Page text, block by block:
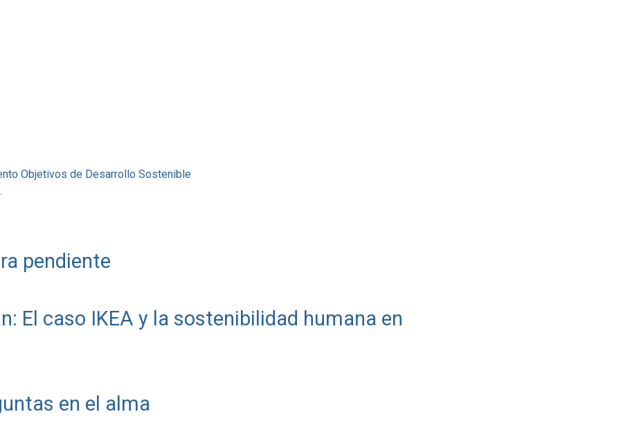
Objetivos de Desarrollo Sostenible
pendiente
El caso IKEA y la sostenibilidad humana en
en el alma